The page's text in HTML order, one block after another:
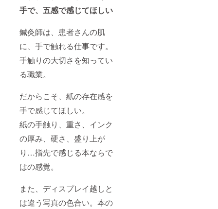
手で、五感で感じてほしい
鍼灸師は、患者さんの肌
に、手で触れる仕事です。
手触りの大切さを知ってい
る職業。
だからこそ、紙の存在感を
手で感じてほしい。
紙の手触り、重さ、インク
の厚み、硬さ、盛り上が
り…指先で感じる本ならで
はの感覚。
また、ディスプレイ越しと
は違う写真の色合い。本の